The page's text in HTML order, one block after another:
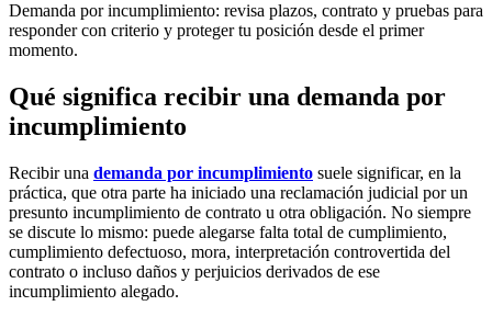
Demanda por incumplimiento: revisa plazos, contrato y pruebas para
responder con criterio y proteger tu posición desde el primer
momento.
Qué significa recibir una demanda por
incumplimiento
Recibir una demanda por incumplimiento suele significar, en la
práctica, que otra parte ha iniciado una reclamación judicial por un
presunto incumplimiento de contrato u otra obligación. No siempre
se discute lo mismo: puede alegarse falta total de cumplimiento,
cumplimiento defectuoso, mora, interpretación controvertida del
contrato o incluso daños y perjuicios derivados de ese
incumplimiento alegado.